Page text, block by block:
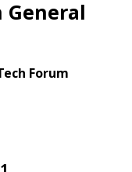
General
Forum